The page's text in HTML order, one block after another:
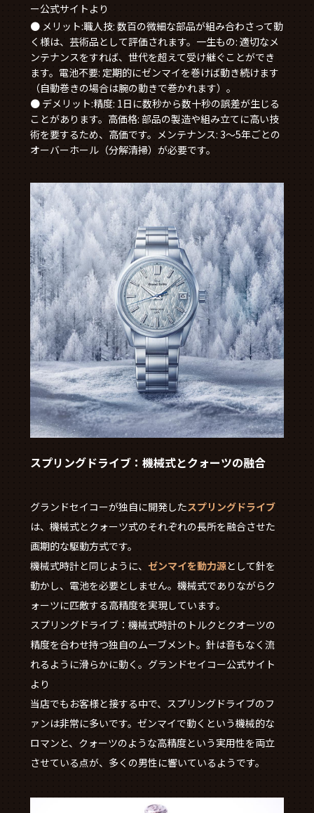
ー公式サイトより
● メリット:職人技: 数百の微細な部品が組み合わさって動
く様は、芸術品として評価されます。一生もの: 適切なメ
ンテナンスをすれば、世代を超えて受け継ぐことができ
ます。電池不要: 定期的にゼンマイを巻けば動き続けます
（自動巻きの場合は腕の動きで巻かれます）。
● デメリット:精度: 1日に数秒から数十秒の誤差が生じる
ことがあります。高価格: 部品の製造や組み立てに高い技
術を要するため、高価です。メンテナンス: 3〜5年ごとの
オーバーホール（分解清掃）が必要です。
スプリングドライブ：機械式とクォーツの融合
グランドセイコーが独自に開発したスプリングドライブ
は、機械式とクォーツ式のそれぞれの長所を融合させた
画期的な駆動方式です。
機械式時計と同じように、 ゼンマイを動力源として針を
動かし、電池を必要としません。機械式でありながらク
ォーツに匹敵する高精度を実現しています。
スプリングドライブ：機械式時計のトルクとクオーツの
精度を合わせ持つ独自のムーブメント。針は音もなく流
れるように滑らかに動く。 グランドセイコー公式サイト
より
当店でもお客様と接する中で、スプリングドライブのフ
ァンは非常に多いです。ゼンマイで動くという機械的な
ロマンと、クォーツのような高精度という実用性を両立
させている点が、多くの男性に響いているようです。